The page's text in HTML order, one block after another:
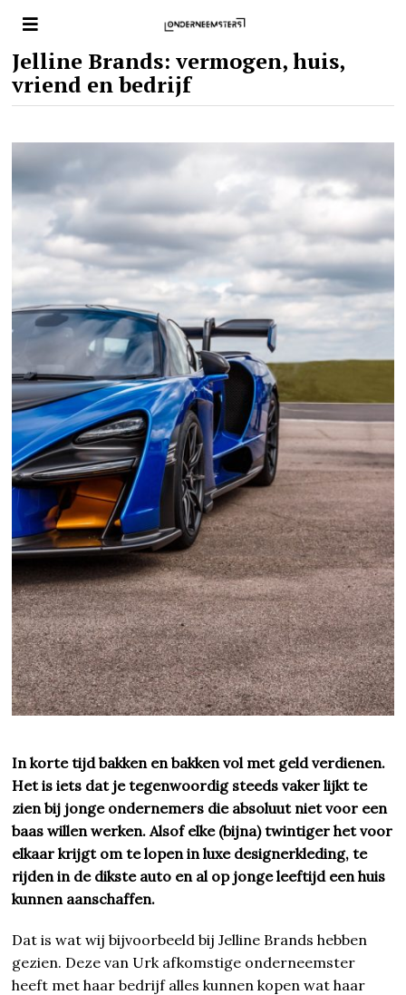
Jelline Brands: vermogen, huis,
vriend en bedrijf
In korte tijd bakken en bakken vol met geld verdienen.
Het is iets dat je tegenwoordig steeds vaker lijkt te
zien bij jonge ondernemers die absoluut niet voor een
baas willen werken. Alsof elke (bijna) twintiger het voor
elkaar krijgt om te lopen in luxe designerkleding, te
rijden in de dikste auto en al op jonge leeftijd een huis
kunnen aanschaffen.
Dat is wat wij bijvoorbeeld bij Jelline Brands hebben
gezien. Deze van Urk afkomstige onderneemster
heeft met haar bedrijf alles kunnen kopen wat haar